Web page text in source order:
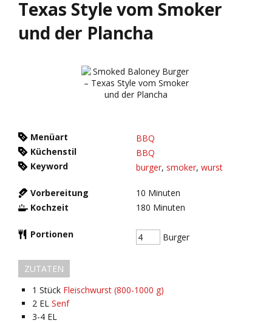
Texas Style vom Smoker
und der Plancha
Menüart
BBQ
Küchenstil
BBQ
Keyword
burger, smoker, wurst
Vorbereitung 10 Minuten
Kochzeit
180 Minuten
Portionen Burger
ZUTATEN
1 Stück Fleischwurst (800-1000 g)
2 EL Senf
3-4 EL